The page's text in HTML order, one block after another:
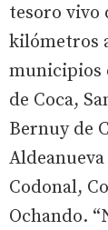
tesoro vivo
kilómetros
municipios
de Coca,
Bernuy de
Codonal,
Ochando.